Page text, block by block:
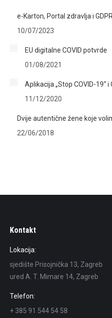
e-Karton, Portal zdravlja i
10/07/2023
EU digitalne COVID potvrde
01/08/2021
Aplikacija „Stop COVID-19“ i
11/12/2020
Dvije autentične žene koje
22/06/2018
Kontakt
Lokacija:
sjedište Prisojnička 13, Zagreb
ured A. T. Mimare 14, Zagreb
Telefon:
+ 385 91 544 54 58